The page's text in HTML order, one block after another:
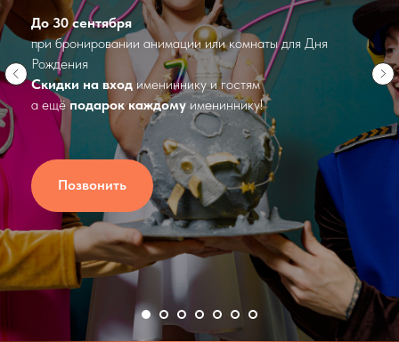
До 30 сентября
при бронировании анимации или комнаты для Дня
Рождения
Скидки на вход имениннику и гостям
а ещёподарок каждому имениннику!
Позвонить